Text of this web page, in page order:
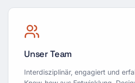
Unser Team
Interdisziplinär, engagiert und